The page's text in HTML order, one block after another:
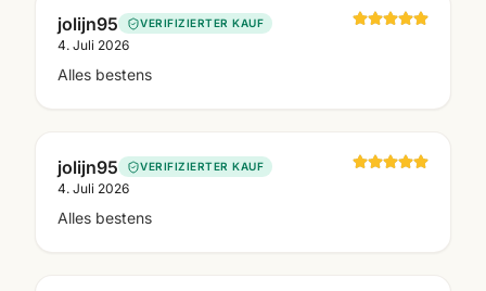
jolijn95 VERIFIZIERTER KAUF
4. Juli 2026
Alles bestens
jolijn95 VERIFIZIERTER KAUF
4. Juli 2026
Alles bestens